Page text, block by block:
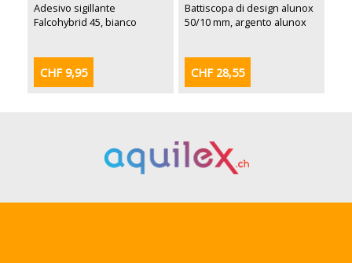
Adesivo sigillante
Falcohybrid 45, bianco
CHF 9,95
Battiscopa di design alunox
50/10 mm, argento alunox
CHF 28,55